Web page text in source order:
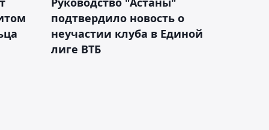
подтвердило новость о
неучастии клуба в Единой
лиге ВТБ